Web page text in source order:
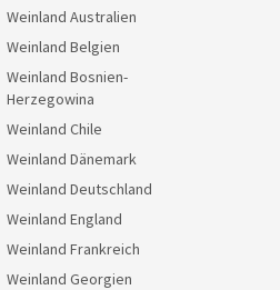
Weinland Australien
Weinland Belgien
Weinland Bosnien-
Herzegowina
Weinland Chile
Weinland Dänemark
Weinland Deutschland
Weinland England
Weinland Frankreich
Weinland Georgien